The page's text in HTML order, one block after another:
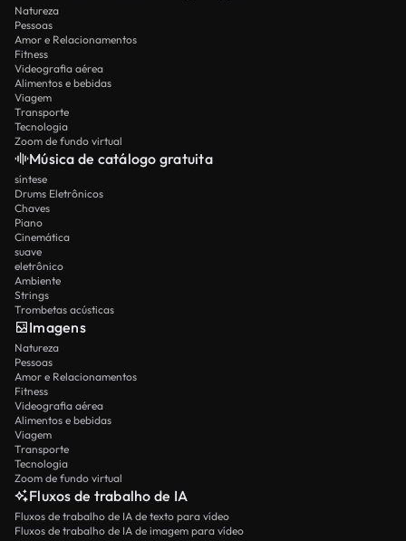
Natureza
Pessoas
Amor e Relacionamentos
Fitness
Videografia aérea
Alimentos e bebidas
Viagem
Transporte
Tecnologia
Zoom de fundo virtual
Música de catálogo gratuita
síntese
Drums Eletrônicos
Chaves
Piano
Cinemática
suave
eletrônico
Ambiente
Strings
Trombetas acústicas
Imagens
Natureza
Pessoas
Amor e Relacionamentos
Fitness
Videografia aérea
Alimentos e bebidas
Viagem
Transporte
Tecnologia
Zoom de fundo virtual
Fluxos de trabalho de IA
Fluxos de trabalho de IA de texto para vídeo
Fluxos de trabalho de IA de imagem para vídeo